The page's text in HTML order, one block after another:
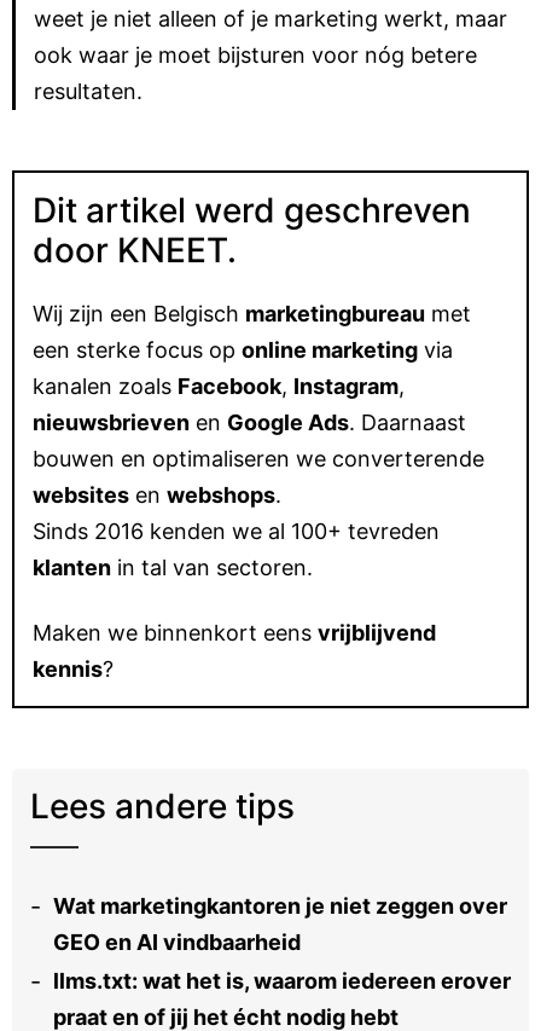
weet je niet alleen of je marketing werkt, maar
ook waar je moet bijsturen voor nóg betere
resultaten.
Dit artikel werd geschreven
door KNEET.
Wij zijn een Belgisch marketingbureau met
een sterke focus op online marketing via
kanalen zoals Facebook, Instagram,
nieuwsbrieven en Google Ads. Daarnaast
bouwen en optimaliseren we converterende
websites en webshops.
Sinds 2016 kenden we al 100+ tevreden
klanten in tal van sectoren.
Maken we binnenkort eens vrijblijvend
kennis?
Lees andere tips
Wat marketingkantoren je niet zeggen over
GEO en AI vindbaarheid
llms.txt: wat het is, waarom iedereen erover
praat en of jij het écht nodig hebt